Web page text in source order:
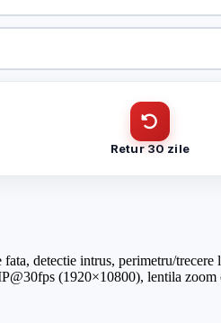
Telefon
Cantitate
Retur 30 zile
detectie intrus, perimetru/
(1920×10800), lentila